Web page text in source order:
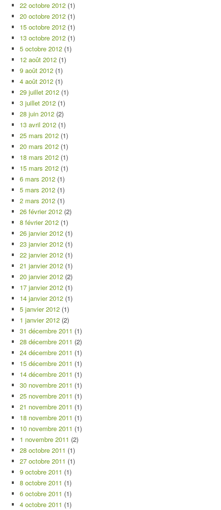
22 octobre 2012 (1)
20 octobre 2012 (1)
15 octobre 2012 (1)
13 octobre 2012 (1)
5 octobre 2012 (1)
12 août 2012 (1)
9 août 2012 (1)
4 août 2012 (1)
29 juillet 2012 (1)
3 juillet 2012 (1)
28 juin 2012 (2)
13 avril 2012 (1)
25 mars 2012 (1)
20 mars 2012 (1)
18 mars 2012 (1)
15 mars 2012 (1)
6 mars 2012 (1)
5 mars 2012 (1)
2 mars 2012 (1)
26 février 2012 (2)
8 février 2012 (1)
26 janvier 2012 (1)
23 janvier 2012 (1)
22 janvier 2012 (1)
21 janvier 2012 (1)
20 janvier 2012 (2)
17 janvier 2012 (1)
14 janvier 2012 (1)
5 janvier 2012 (1)
1 janvier 2012 (2)
31 décembre 2011 (1)
28 décembre 2011 (2)
24 décembre 2011 (1)
15 décembre 2011 (1)
14 décembre 2011 (1)
30 novembre 2011 (1)
25 novembre 2011 (1)
21 novembre 2011 (1)
18 novembre 2011 (1)
10 novembre 2011 (1)
1 novembre 2011 (2)
28 octobre 2011 (1)
27 octobre 2011 (1)
9 octobre 2011 (1)
8 octobre 2011 (1)
6 octobre 2011 (1)
4 octobre 2011 (1)